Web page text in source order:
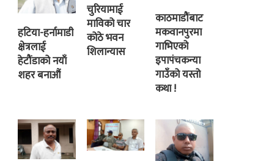
हटिया-हर्नामाडी
क्षेत्रलाई
हेटौंडाको नयाँ
शहर बनाऔं
चुरियामाई
माविको चार
कोठे भवन
शिलान्यास
काठमाडौंबाट
मकवानपुरमा
गाभिएको
इपापंचकन्या
गाउँको यस्तो
कथा !